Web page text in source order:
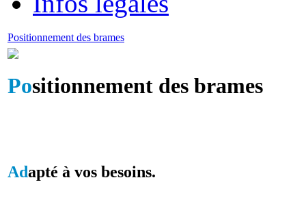
Positionnement des brames
Positionnement des brames
Adapté à vos besoins.